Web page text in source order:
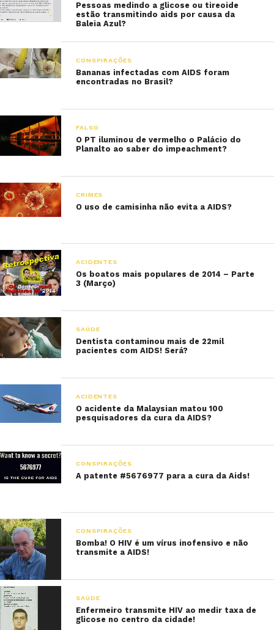
Pessoas medindo a glicose ou tireoide
estão transmitindo aids por causa da
Baleia Azul?
CONSPIRAÇÕES
Bananas infectadas com AIDS foram
encontradas no Brasil?
FALSO
O PT iluminou de vermelho o Palácio do
Planalto ao saber do impeachment?
CRIMES
O uso de camisinha não evita a AIDS?
ACIDENTES
Os boatos mais populares de 2014 – Parte
3 (Março)
SAÚDE
Dentista contaminou mais de 22mil
pacientes com AIDS! Será?
ACIDENTES
O acidente da Malaysian matou 100
pesquisadores da cura da AIDS?
CONSPIRAÇÕES
A patente #5676977 para a cura da Aids!
CONSPIRAÇÕES
Bomba! O HIV é um vírus inofensivo e não
transmite a AIDS!
SAÚDE
Enfermeiro transmite HIV ao medir taxa de
glicose no centro da cidade!